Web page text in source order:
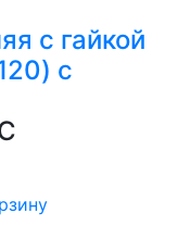
с гайкой
с